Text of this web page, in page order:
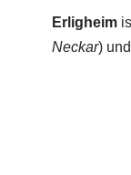
Erligheim
Neckar)